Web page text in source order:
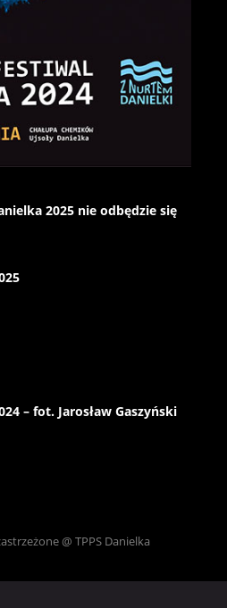
2025 nie odbędzie się
– fot. Jarosław Gaszyński
@ TPPS Danielka